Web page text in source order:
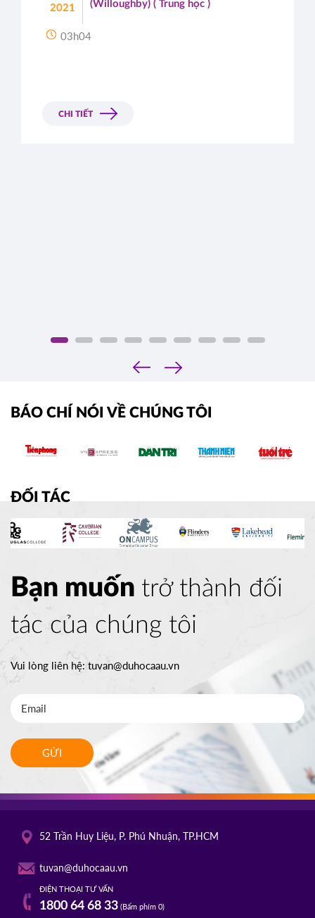
2021
(Willoughby) ( Trung học )
03h04
CHI TIẾT
‹
›
BÁO CHÍ NÓI VỀ CHÚNG TÔI
ĐỐI TÁC
Bạn muốn trở thành đối
tác của chúng tôi
Vui lòng liên hệ:tuvan@duhocaau.vn
GỬI
52 Trần Huy Liệu, P. Phú Nhuận, TP.HCM
tuvan@duhocaau.vn
ĐIỆN THOẠI TƯ VẤN
1800 64 68 33(Bấm phím 0)